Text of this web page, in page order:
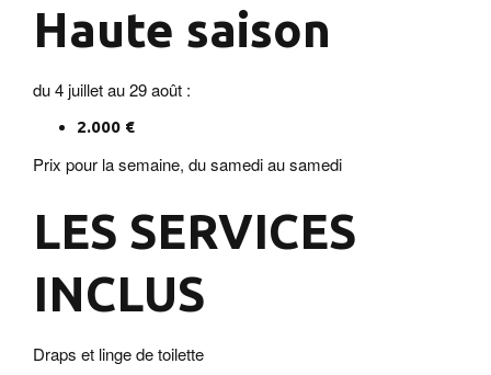
Haute saison
du 4 juillet au 29 août :
2.000 €
Prix pour la semaine, du samedi au samedi
LES SERVICES
INCLUS
Draps et linge de toilette